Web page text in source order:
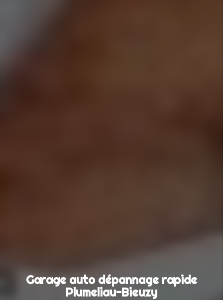
Garage auto dépannage rapide
Plumeliau-Bieuzy